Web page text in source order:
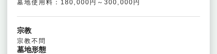
墓地使用料：180,000円～300,000円
宗教
宗教不問
墓地形態